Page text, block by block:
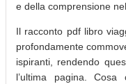
e della comprensione
Il racconto pdf libro
profondamente
ispiranti, rendendo
l’ultima pagina.